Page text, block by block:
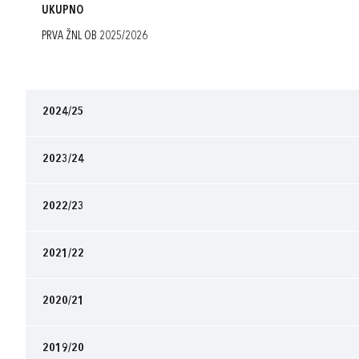
UKUPNO
PRVA ŽNL OB 2025/2026
2024/25
2023/24
2022/23
2021/22
2020/21
2019/20